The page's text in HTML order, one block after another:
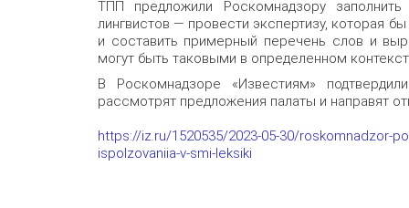
ТПП предложили Роскомнадзору
лингвистов — провести экспертизу, которая
и составить примерный перечень слов и
могут быть таковыми в определенном
В Роскомнадзоре «Известиям»
рассмотрят предложения палаты и направят
https://iz.ru/1520535/2023-05-30/roskomnadzor-
ispolzovaniia-v-smi-leksiki